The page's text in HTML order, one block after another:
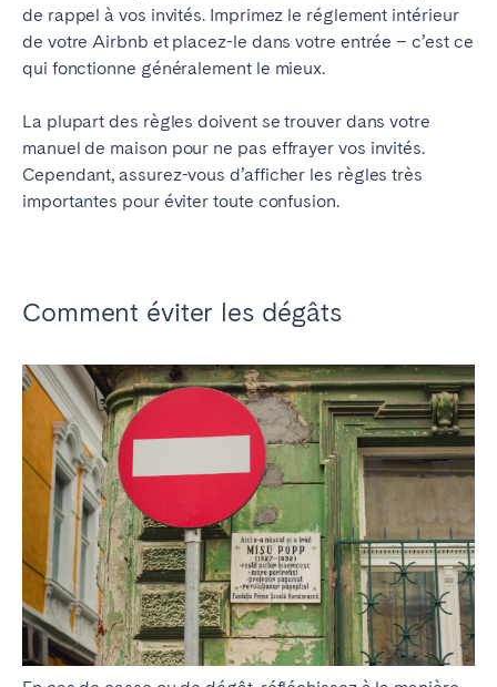
de rappel à vos invités. Imprimez le réglement intérieur
de votre Airbnb et placez-le dans votre entrée – c’est ce
qui fonctionne généralement le mieux.
La plupart des règles doivent se trouver dans votre
manuel de maison pour ne pas effrayer vos invités.
Cependant, assurez-vous d’afficher les règles très
importantes pour éviter toute confusion.
Comment éviter les dégâts